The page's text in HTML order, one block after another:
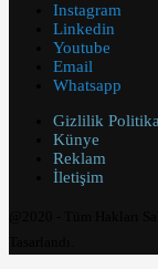
Instagram
Linkedin
Youtube
Email
Whatsapp
Gizlilik
Künye
Reklam
İletişim